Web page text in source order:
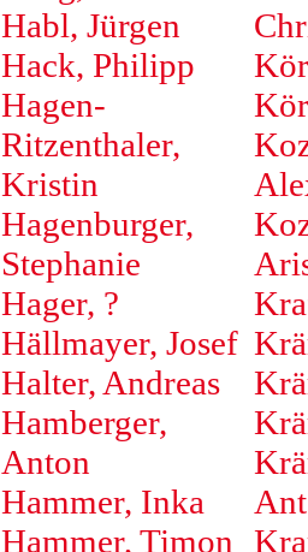
Habl, Jürgen
Hack, Philipp
Hagen-
Ritzenthaler,
Kristin
Hagenburger,
Stephanie
Hager, ?
Hällmayer, Josef
Halter, Andreas
Hamberger,
Anton
Hammer, Inka
Hammer, Timon